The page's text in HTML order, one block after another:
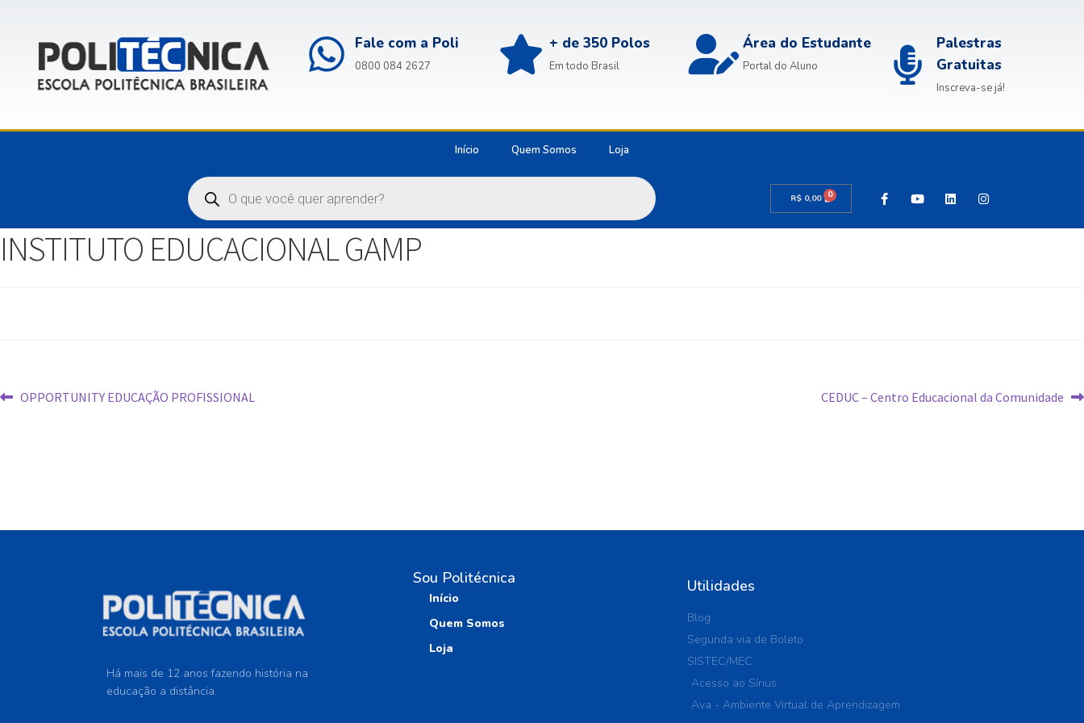
Fale com a Poli
0800 084 2627
+ de 350 Polos
Em todo Brasil
Área do Estudante
Portal do Aluno
Palestras
Gratuitas
Inscreva-se já!
Início Quem Somos Loja
R$ 0,00 0
INSTITUTO EDUCACIONAL GAMP
OPPORTUNITY EDUCAÇÃO PROFISSIONAL CEDUC – Centro Educacional da Comunidade
Há mais de 12 anos fazendo história na
educação a distância.
Sou Politécnica
Início
Quem Somos
Loja
Utilidades
Blog
Segunda via de Boleto
SISTEC/MEC
Acesso ao Sírius
Ava - Ambiente Virtual de Aprendizagem